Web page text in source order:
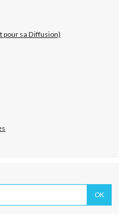
pour sa Diffusion)